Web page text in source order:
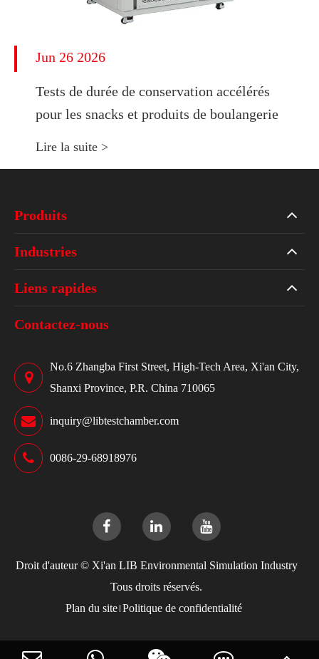
Jun 26 2026
Tests de durée de conservation accélérés
pour les snacks et produits de boulangerie
Lire la suite >
Produits
Industries
Liens rapides
Contactez-nous
No.6 Zhangba First Street, High-Tech Area, Xi'an City,
Shanxi Province, P.R. China 710065
inquiry@libtestchamber.com
0086-29-68918976
Droit d'auteur © Xi'an LIB Environmental Simulation Industry
Tous droits réservés.
Plan du site Politique de confidentialité